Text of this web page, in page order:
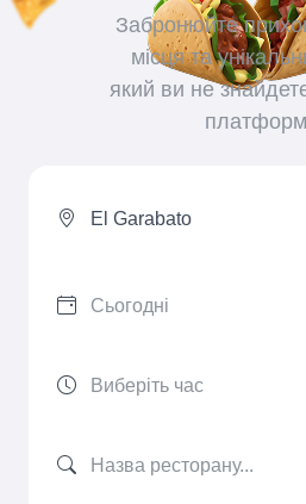
Забронюйте
місця та
який ви не
El Garabato